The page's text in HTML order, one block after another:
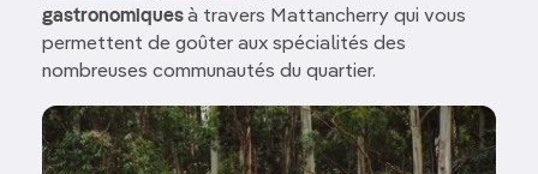
gastronomiquesà travers Mattancherry qui vous
permettent de goûter aux spécialités des
nombreuses communautés du quartier.
Image